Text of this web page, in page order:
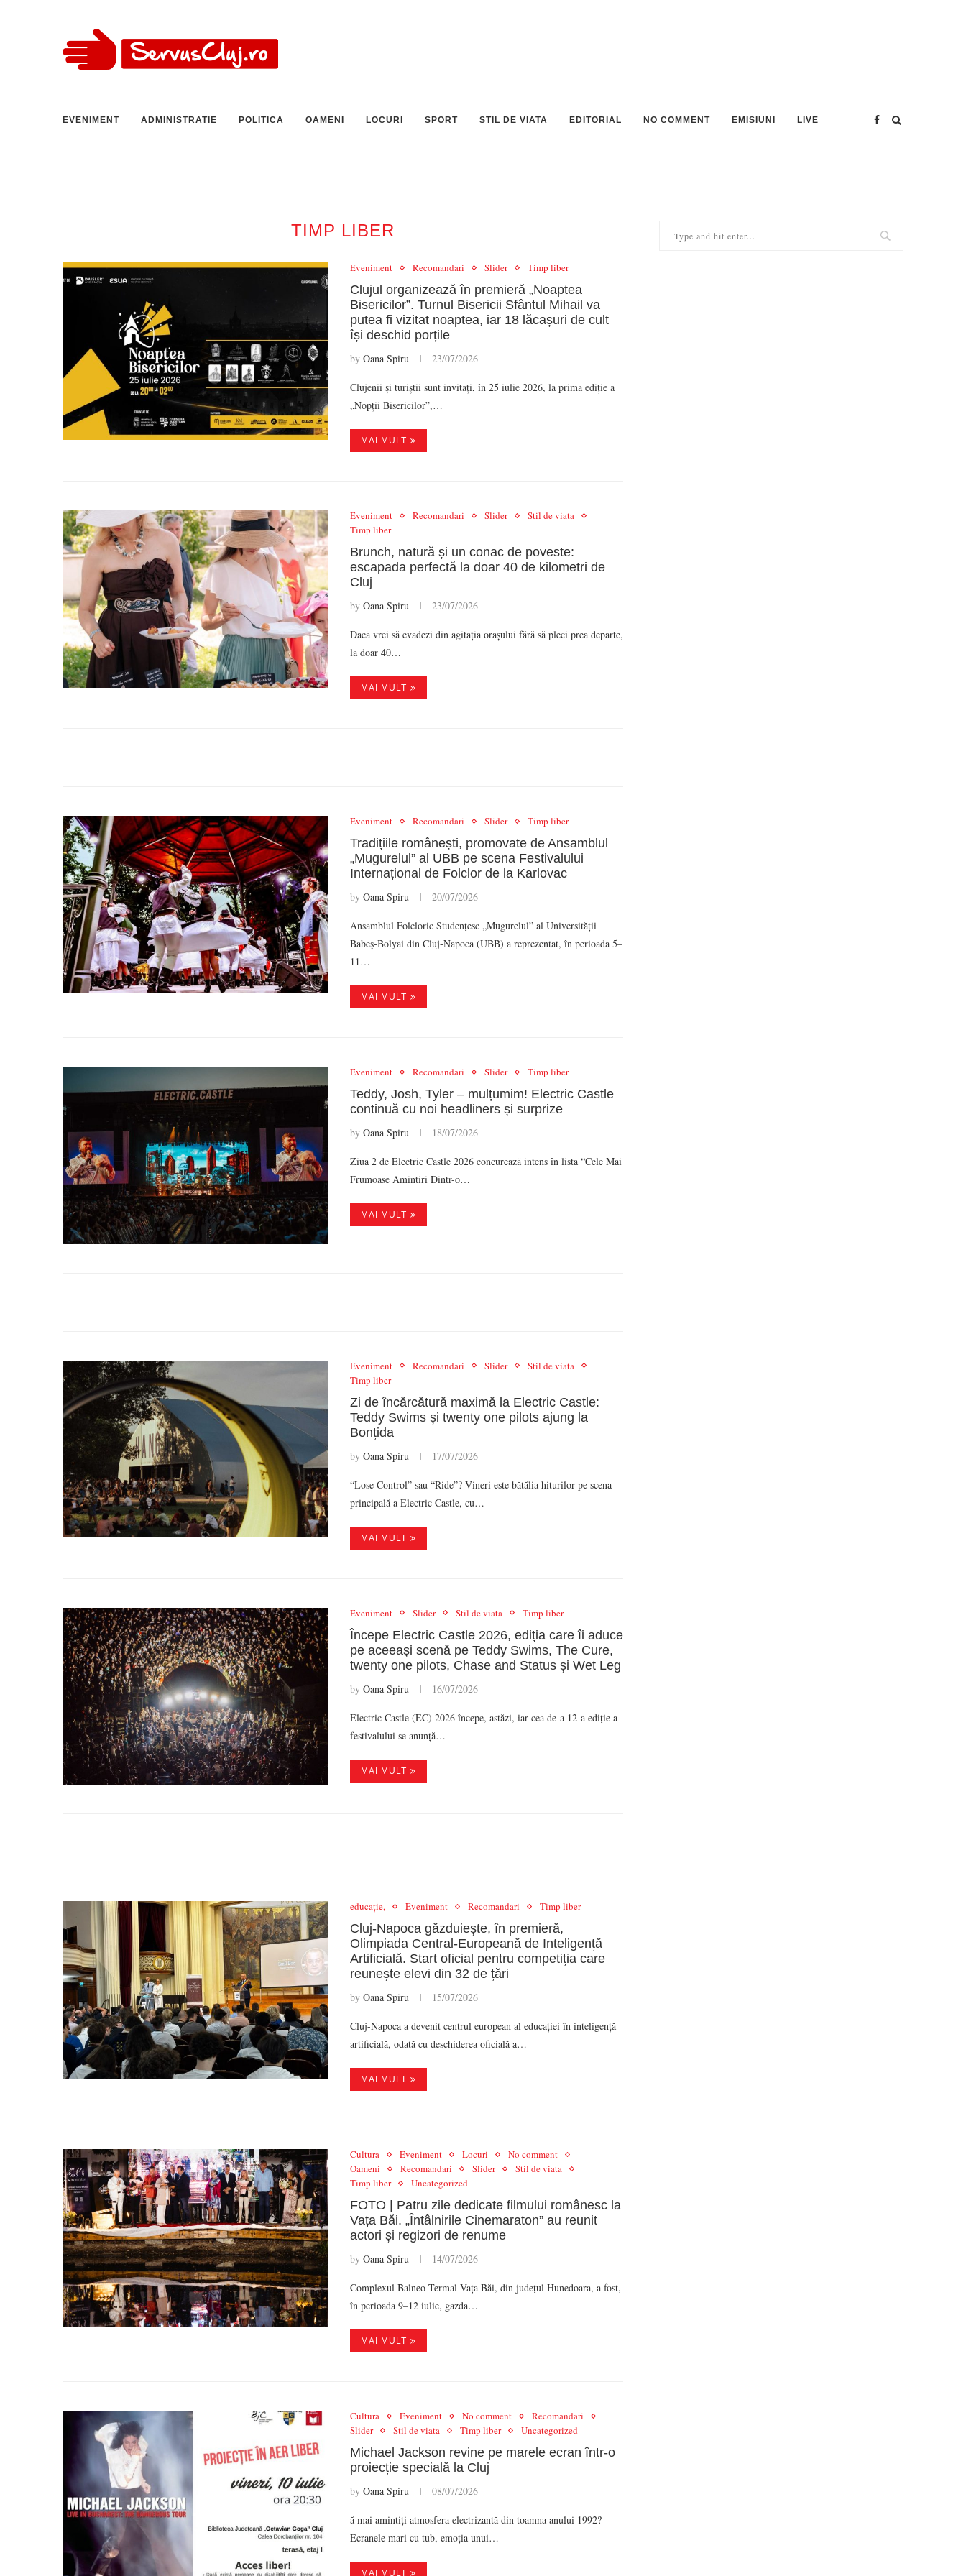
EVENIMENT ADMINISTRATIE POLITICA OAMENI LOCURI SPORT STIL DE VIATA EDITORIAL NO COMMENT EMISIUNI LIVE
TIMP LIBER
Eveniment Recomandari Slider Timp liber
Clujul organizează în premieră „Noaptea
Bisericilor”. Turnul Bisericii Sfântul Mihail va
putea fi vizitat noaptea, iar 18 lăcașuri de cult
își deschid porțile
by Oana Spiru 23/07/2026
Clujenii și turiștii sunt invitați, în 25 iulie 2026, la prima ediție a
„Nopții Bisericilor”,…
MAI MULT
Eveniment Recomandari Slider
Stil de viata
Timp liber
Brunch, natură și un conac de poveste:
escapada perfectă la doar 40 de kilometri de
Cluj
by Oana Spiru 23/07/2026
Dacă vrei să evadezi din agitația orașului fără să pleci prea departe,
la doar 40…
MAI MULT
Eveniment Recomandari Slider Timp liber
Tradițiile românești, promovate de Ansamblul
„Mugurelul” al UBB pe scena Festivalului
Internațional de Folclor de la Karlovac
by Oana Spiru 20/07/2026
Ansamblul Folcloric Studențesc „Mugurelul” al Universității
Babeș-Bolyai din Cluj-Napoca (UBB) a reprezentat, în perioada 5–
11…
MAI MULT
Eveniment Recomandari Slider Timp liber
Teddy, Josh, Tyler – mulțumim! Electric Castle
continuă cu noi headliners și surprize
by Oana Spiru 18/07/2026
Ziua 2 de Electric Castle 2026 concurează intens în lista “Cele Mai
Frumoase Amintiri Dintr-o…
MAI MULT
Eveniment Recomandari Slider
Stil de viata
Timp liber
Zi de încărcătură maximă la Electric Castle:
Teddy Swims și twenty one pilots ajung la
Bonțida
by Oana Spiru 17/07/2026
“Lose Control” sau “Ride”? Vineri este bătălia hiturilor pe scena
principală a Electric Castle, cu…
MAI MULT
Eveniment Slider Stil de viata Timp liber
Începe Electric Castle 2026, ediția care îi aduce
pe aceeași scenă pe Teddy Swims, The Cure,
twenty one pilots, Chase and Status și Wet Leg
by Oana Spiru 16/07/2026
Electric Castle (EC) 2026 începe, astăzi, iar cea de-a 12-a ediție a
festivalului se anunță…
MAI MULT
educație, Eveniment Recomandari Timp liber
Cluj-Napoca găzduiește, în premieră,
Olimpiada Central-Europeană de Inteligență
Artificială. Start oficial pentru competiția care
reunește elevi din 32 de țări
by Oana Spiru 15/07/2026
Cluj-Napoca a devenit centrul european al educației în inteligență
artificială, odată cu deschiderea oficială a…
MAI MULT
Cultura Eveniment Locuri
No comment
Oameni
Recomandari Slider
Stil de viata
Timp liber
Uncategorized
FOTO | Patru zile dedicate filmului românesc la
Vața Băi. „Întâlnirile Cinemaraton” au reunit
actori și regizori de renume
by Oana Spiru 14/07/2026
Complexul Balneo Termal Vața Băi, din județul Hunedoara, a fost,
în perioada 9–12 iulie, gazda…
MAI MULT
Cultura Eveniment No comment
Recomandari
Slider
Stil de viata Timp liber Uncategorized
Michael Jackson revine pe marele ecran într-o
proiecție specială la Cluj
by Oana Spiru 08/07/2026
ă mai amintiți atmosfera electrizantă din toamna anului 1992?
Ecranele mari cu tub, emoția unui…
MAI MULT